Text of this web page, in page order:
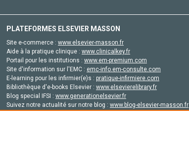
PLATEFORMES ELSEVIER MASSON
Site e-commerce : www.elsevier-masson.fr
Aide à la pratique clinique : www.clinicalkey.fr
Portail pour les institutions : www.em-premium.com
Site d'information sur l'EMC : emc-info.em-consulte.com
E-learning pour les infirmier(e)s : pratique-infirmiere.com
Bibliothèque d'e-books Elsevier : www.elsevierelibrary.fr
Blog special IFSI : www.generationelsevier.fr
Suivez notre actualité sur notre blog : www.blog-elsevier-masson.fr